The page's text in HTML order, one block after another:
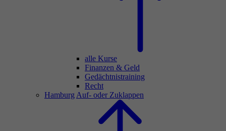
alle Kurse
Finanzen & Geld
Gedächtnistraining
Recht
Hamburg Auf- oder Zuklappen